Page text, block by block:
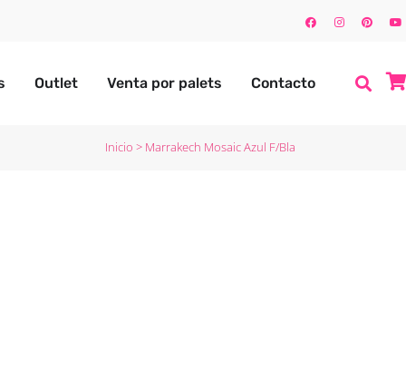
Outlet Venta por palets Contacto
Inicio > Marrakech Mosaic Azul F/Bla